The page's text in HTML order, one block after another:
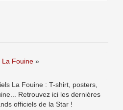
La Fouine »
La Fouine : T-shirt, posters,
Retrouvez ici les dernières
officiels de la Star !